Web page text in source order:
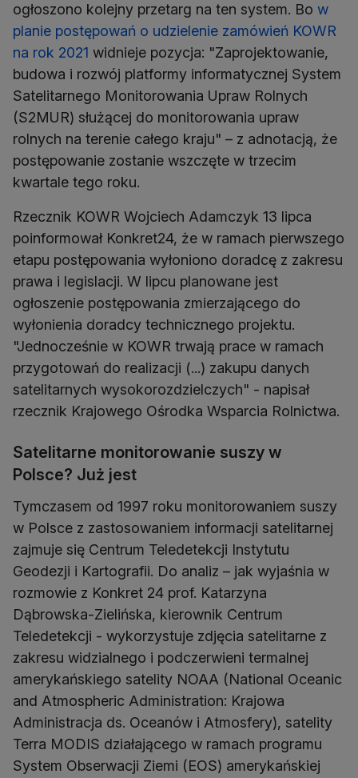
ogłoszono kolejny przetarg na ten system. Bo w
planie postępowań o udzielenie zamówień KOWR
na rok 2021 widnieje pozycja: "Zaprojektowanie,
budowa i rozwój platformy informatycznej System
Satelitarnego Monitorowania Upraw Rolnych
(S2MUR) służącej do monitorowania upraw
rolnych na terenie całego kraju" – z adnotacją, że
postępowanie zostanie wszczęte w trzecim
kwartale tego roku.
Rzecznik KOWR Wojciech Adamczyk 13 lipca
poinformował Konkret24, że w ramach pierwszego
etapu postępowania wyłoniono doradcę z zakresu
prawa i legislacji. W lipcu planowane jest
ogłoszenie postępowania zmierzającego do
wyłonienia doradcy technicznego projektu.
"Jednocześnie w KOWR trwają prace w ramach
przygotowań do realizacji (...) zakupu danych
satelitarnych wysokorozdzielczych" - napisał
rzecznik Krajowego Ośrodka Wsparcia Rolnictwa.
Satelitarne monitorowanie suszy w
Polsce? Już jest
Tymczasem od 1997 roku monitorowaniem suszy
w Polsce z zastosowaniem informacji satelitarnej
zajmuje się Centrum Teledetekcji Instytutu
Geodezji i Kartografii. Do analiz – jak wyjaśnia w
rozmowie z Konkret 24 prof. Katarzyna
Dąbrowska-Zielińska, kierownik Centrum
Teledetekcji - wykorzystuje zdjęcia satelitarne z
zakresu widzialnego i podczerwieni termalnej
amerykańskiego satelity NOAA (National Oceanic
and Atmospheric Administration: Krajowa
Administracja ds. Oceanów i Atmosfery), satelity
Terra MODIS działającego w ramach programu
System Obserwacji Ziemi (EOS) amerykańskiej